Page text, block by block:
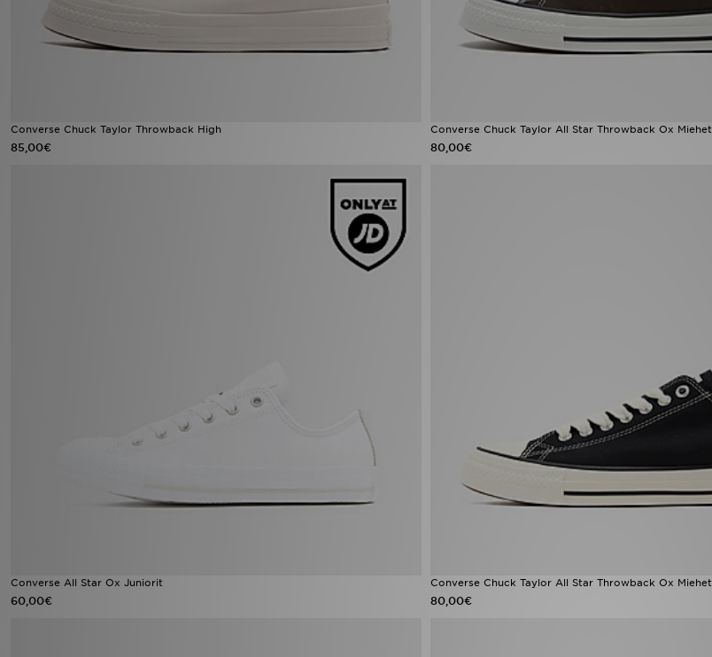
Converse Chuck Taylor Throwback High
85,00€
Converse Chuck Taylor All Star Throwback Ox Miehet
80,00€
Converse All Star Ox Juniorit
60,00€
Converse Chuck Taylor All Star Throwback Ox Miehet
80,00€